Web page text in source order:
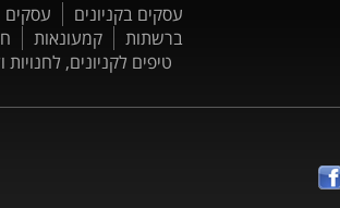
עסקים בקניונים
עסקים
ברשתות
קמעונאות
טיפים לקניונים, לחנויות